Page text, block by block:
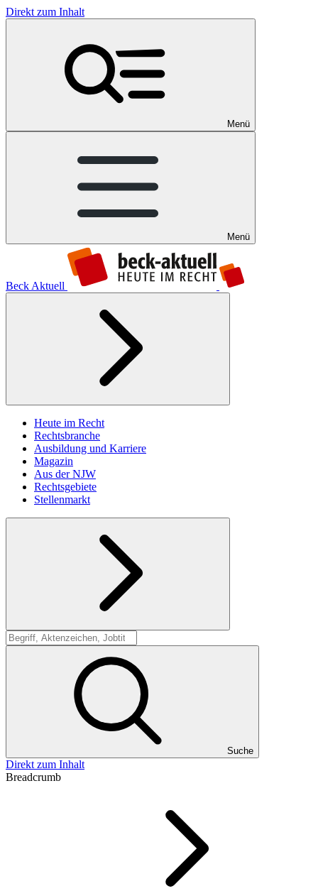
Direkt zum Inhalt
Menü
Menü
Beck Aktuell
Heute im Recht
Rechtsbranche
Ausbildung und Karriere
Magazin
Aus der NJW
Rechtsgebiete
Stellenmarkt
Suche
Suche
Direkt zum Inhalt
Breadcrumb